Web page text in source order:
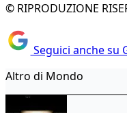
© RIPRODUZIONE
Seguici anche su
Altro di Mondo